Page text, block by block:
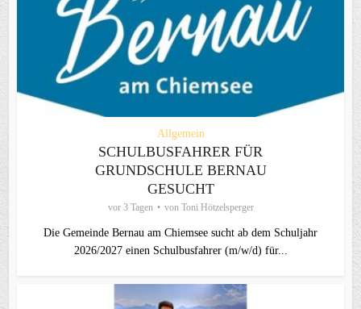
Allgemein
SCHULBUSFAHRER FÜR
GRUNDSCHULE BERNAU
GESUCHT
vor 3 Tagen von Toni Hötzelsperger
Die Gemeinde Bernau am Chiemsee sucht ab dem Schuljahr
2026/2027 einen Schulbusfahrer (m/w/d) für...